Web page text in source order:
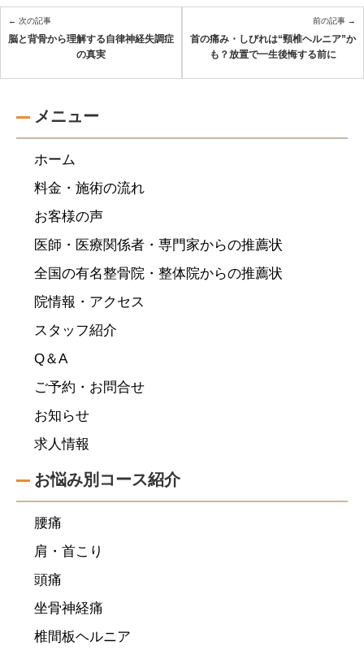
← 次の記事
脳と背骨から理解する自律神経失調症
の真実
前の記事 →
首の痛み・しびれは“頸椎ヘルニア”か
も？放置で一生後悔する前に
メニュー
ホーム
料金・施術の流れ
お客様の声
医師・医療関係者・専門家からの推薦状
全国の有名整骨院・整体院からの推薦状
院情報・アクセス
スタッフ紹介
Q＆A
ご予約・お問合せ
お知らせ
求人情報
お悩み別コース紹介
腰痛
肩・首こり
頭痛
坐骨神経痛
椎間板ヘルニア